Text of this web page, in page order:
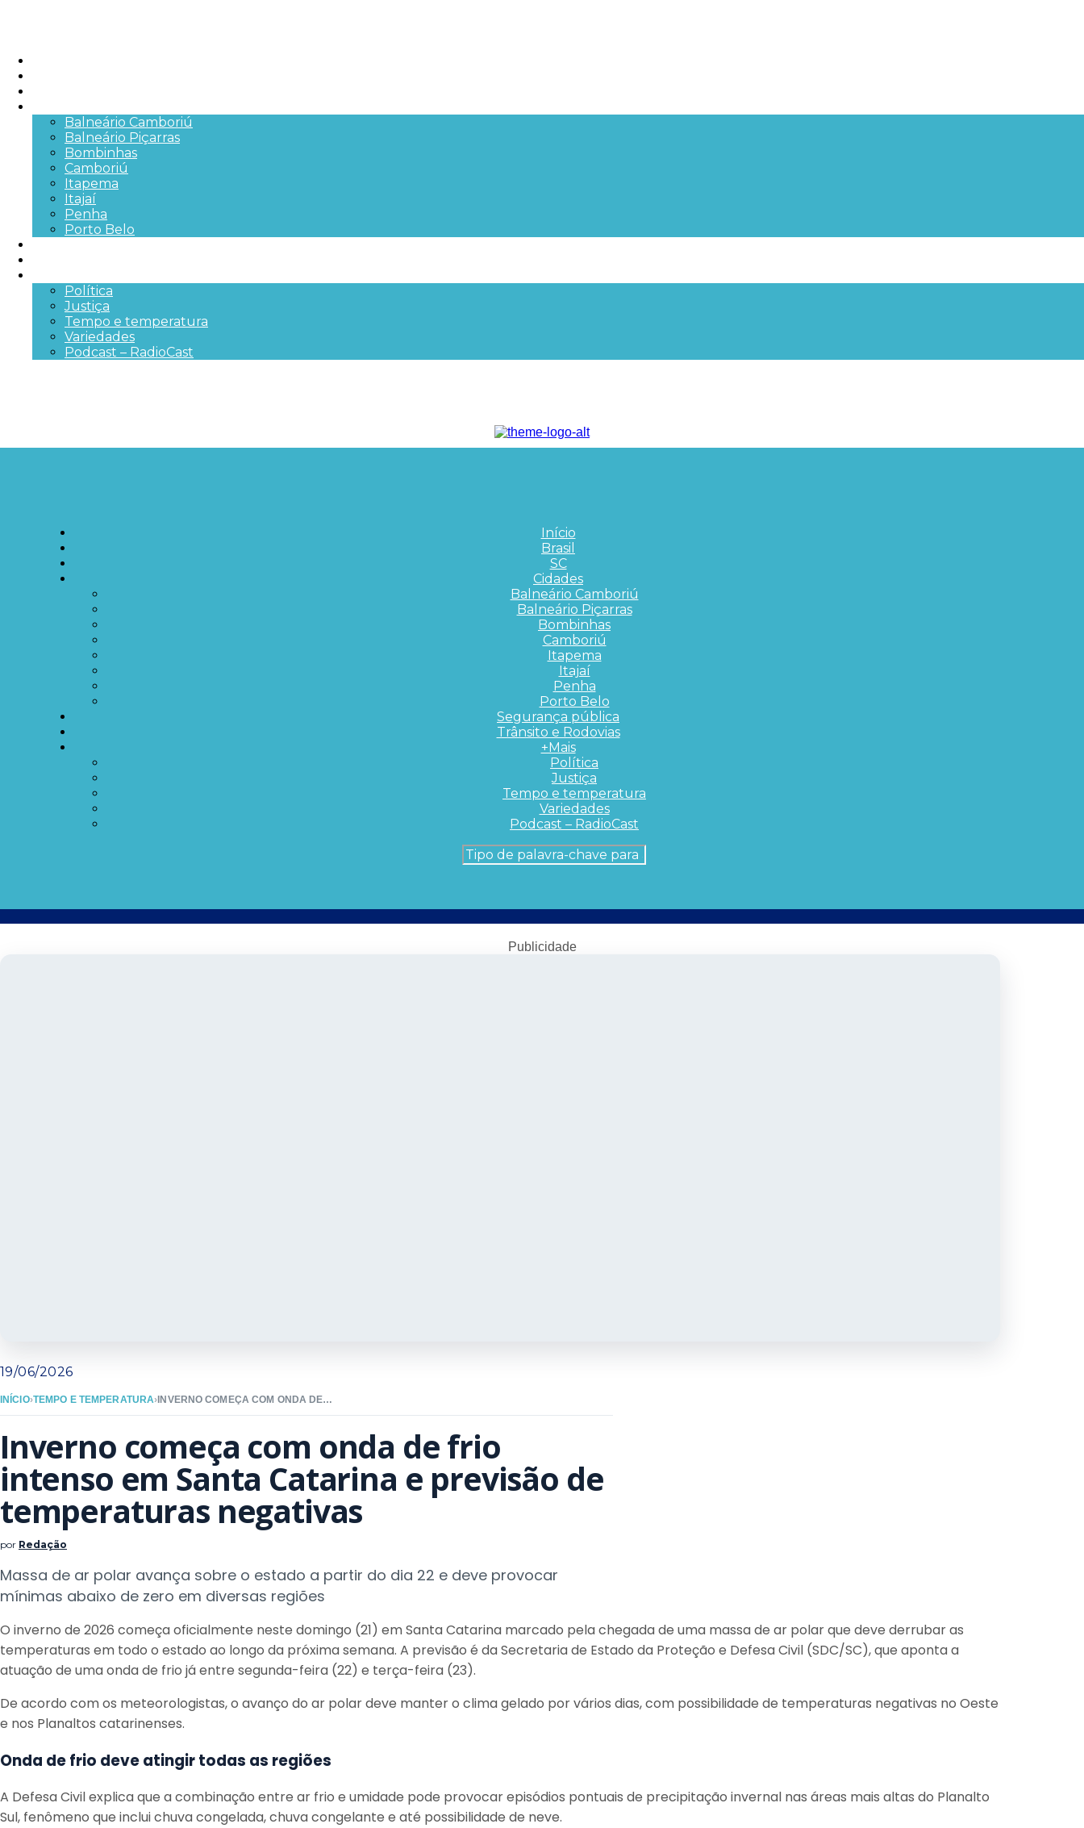
Balneário Camboriú
Balneário Piçarras
Bombinhas
Camboriú
Itapema
Itajaí
Penha
Porto Belo
Política
Justiça
Tempo e temperatura
Variedades
Podcast – RadioCast
Início
Brasil
SC
Cidades
Balneário Camboriú
Balneário Piçarras
Bombinhas
Camboriú
Itapema
Itajaí
Penha
Porto Belo
Segurança pública
Trânsito e Rodovias
+Mais
Política
Justiça
Tempo e temperatura
Variedades
Podcast – RadioCast
Publicidade
19/06/2026
INÍCIO›TEMPO E TEMPERATURA› INVERNO COMEÇA COM ONDA DE FRIO INTENSO EM SANTA CATARINA E PREVISÃO DE TEMPERATURAS NEGATIVAS
Inverno começa com onda de frio
intenso em Santa Catarina e previsão de
temperaturas negativas
por Redação
Massa de ar polar avança sobre o estado a partir do dia 22 e deve provocar
mínimas abaixo de zero em diversas regiões
O inverno de 2026 começa oficialmente neste domingo (21) em Santa Catarina marcado pela chegada de uma massa de ar polar que deve derrubar as
temperaturas em todo o estado ao longo da próxima semana. A previsão é da Secretaria de Estado da Proteção e Defesa Civil (SDC/SC), que aponta a
atuação de uma onda de frio já entre segunda-feira (22) e terça-feira (23).
De acordo com os meteorologistas, o avanço do ar polar deve manter o clima gelado por vários dias, com possibilidade de temperaturas negativas no Oeste
e nos Planaltos catarinenses.
Onda de frio deve atingir todas as regiões
A Defesa Civil explica que a combinação entre ar frio e umidade pode provocar episódios pontuais de precipitação invernal nas áreas mais altas do Planalto
Sul, fenômeno que inclui chuva congelada, chuva congelante e até possibilidade de neve.